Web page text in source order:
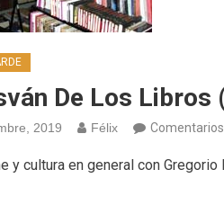
De Los
2019 Félix
y cultura en general con